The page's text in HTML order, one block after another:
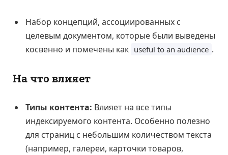
Набор концепций, ассоциированных с
целевым документом, которые были выведены
косвенно и помечены как useful to an audience .
На что влияет
Типы контента: Влияет на все типы
индексируемого контента. Особенно полезно
для страниц с небольшим количеством текста
(например, галереи, карточки товаров,